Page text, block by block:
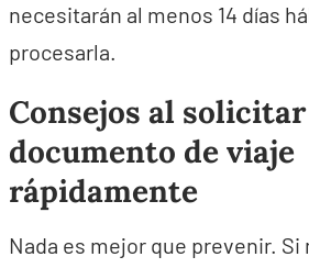
necesitarán al menos 14 días
procesarla.
Consejos al
documento de viaje
rápidamente
Nada es mejor que prevenir. Si